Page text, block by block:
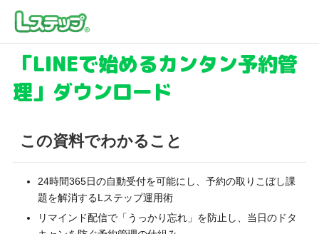
「LINEで始めるカンタン予約管
理」ダウンロード
この資料でわかること
24時間365日の自動受付を可能にし、予約の取りこぼし課
題を解消するLステップ運用術
リマインド配信で「うっかり忘れ」を防止し、当日のドタ